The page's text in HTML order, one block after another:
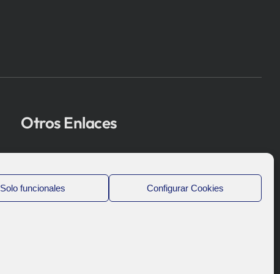
Solo funcionales Configurar Cookies
Otros Enlaces
Bioef
Gobierno Vasco